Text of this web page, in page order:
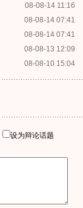
08-08-14 11:16
08-08-14 07:41
08-08-14 07:41
08-08-13 12:09
08-08-10 15:04
设为辩论话题